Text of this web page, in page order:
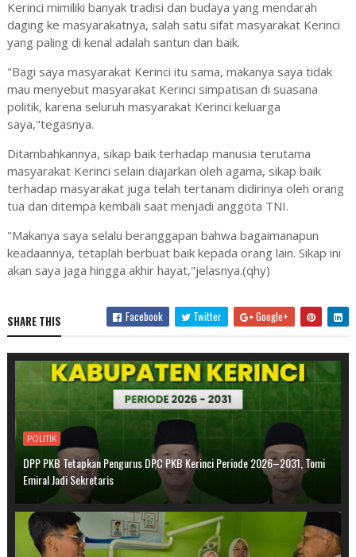
Kerinci mimiliki banyak tradisi dan budaya yang mendarah
daging ke masyarakatnya, salah satu sifat masyarakat Kerinci
yang paling di kenal adalah santun dan baik.
"Bagi saya masyarakat Kerinci itu sama, makanya saya tidak
mau menyebut masyarakat Kerinci simpatisan di suasana
politik, karena seluruh masyarakat Kerinci keluarga
saya,"tegasnya.
Ditambahkannya, sikap baik terhadap manusia terutama
masyarakat Kerinci selain diajarkan oleh agama, sikap baik
terhadap masyarakat juga telah tertanam didirinya oleh orang
tua dan ditempa kembali saat menjadi anggota TNI.
"Makanya saya selalu beranggapan bahwa bagaimanapun
keadaannya, tetaplah berbuat baik kepada orang lain. Sikap ini
akan saya jaga hingga akhir hayat,"jelasnya.(qhy)
SHARE THIS Facebook Twitter Google+
POLITIK
DPP PKB Tetapkan Pengurus DPC PKB Kerinci Periode 2026–2031, Tomi
Emiral Jadi Sekretaris